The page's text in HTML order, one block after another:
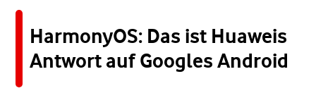
HarmonyOS: Das ist Huaweis
Antwort auf Googles Android